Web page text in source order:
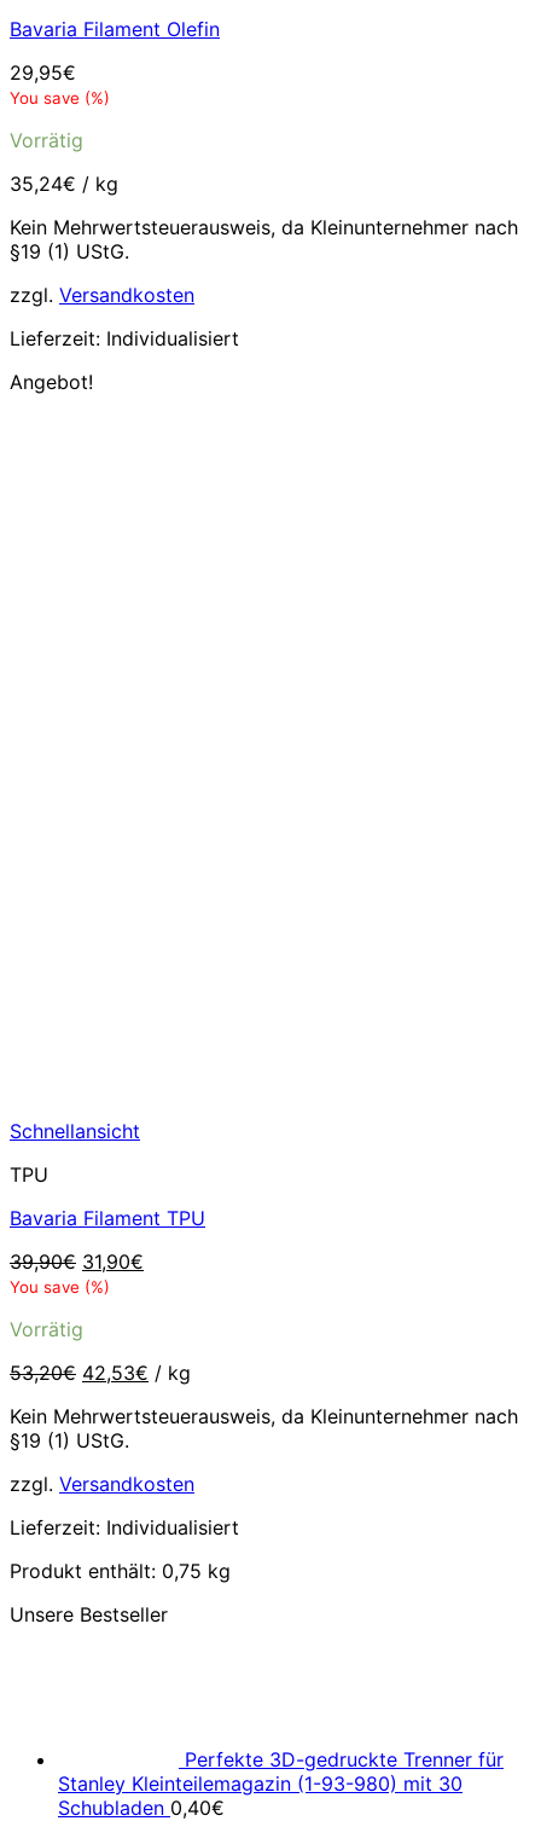
Bavaria Filament Olefin
29,95€
You save (%)
Vorrätig
35,24€ / kg
Kein Mehrwertsteuerausweis, da Kleinunternehmer nach
§19 (1) UStG.
zzgl. Versandkosten
Lieferzeit: Individualisiert
Angebot!
Schnellansicht
TPU
Bavaria Filament TPU
39,90€ Ursprünglicher
Preis
39,90€
31,90€
You save (%)
Vorrätig
53,20€ Ursprünglicher
war:
53,20€
42,53€ Aktueller
ist:
/ kg
Kein Mehrwertsteuerausweis, da Kleinunternehmer nach
§19 (1) UStG.
zzgl. Versandkosten
Lieferzeit: Individualisiert
Produkt enthält: 0,75 kg
Unsere Bestseller
Perfekte 3D-gedruckte Trenner für
Stanley Kleinteilemagazin (1-93-980) mit 30
Schubladen 0,40€